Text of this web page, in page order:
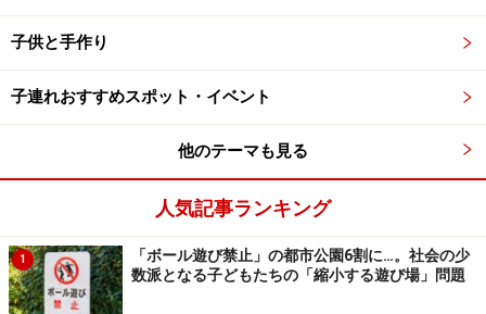
子供と手作り
子連れおすすめスポット・イベント
他のテーマも見る
人気記事ランキング
1
「ボール遊び禁止」の都市公園6割に…。社会の少
数派となる子どもたちの「縮小する遊び場」問題